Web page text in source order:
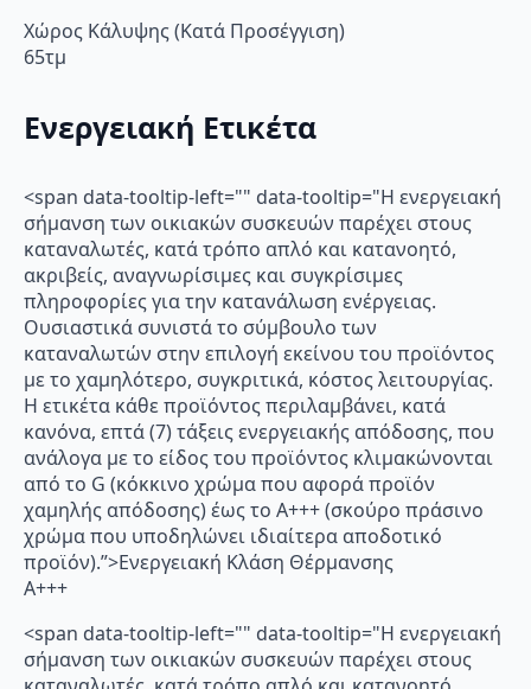
Χώρος Κάλυψης (Κατά Προσέγγιση)
65τμ
Ενεργειακή Ετικέτα
<span data-tooltip-left="" data-tooltip="Η ενεργειακή
σήμανση των οικιακών συσκευών παρέχει στους
καταναλωτές, κατά τρόπο απλό και κατανοητό,
ακριβείς, αναγνωρίσιμες και συγκρίσιμες
πληροφορίες για την κατανάλωση ενέργειας.
Ουσιαστικά συνιστά το σύμβουλο των
καταναλωτών στην επιλογή εκείνου του προϊόντος
με το χαμηλότερο, συγκριτικά, κόστος λειτουργίας.
Η ετικέτα κάθε προϊόντος περιλαμβάνει, κατά
κανόνα, επτά (7) τάξεις ενεργειακής απόδοσης, που
ανάλογα με το είδος του προϊόντος κλιμακώνονται
από το G (κόκκινο χρώμα που αφορά προϊόν
χαμηλής απόδοσης) έως το Α+++ (σκούρο πράσινο
χρώμα που υποδηλώνει ιδιαίτερα αποδοτικό
προϊόν).”>Ενεργειακή Κλάση Θέρμανσης
A+++
<span data-tooltip-left="" data-tooltip="Η ενεργειακή
σήμανση των οικιακών συσκευών παρέχει στους